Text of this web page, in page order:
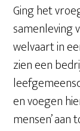
Ging het
samenleving
welvaart in
zien een
en voegen
mensen’ aan